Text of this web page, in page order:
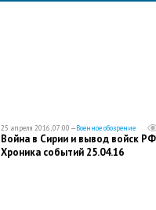
25 апреля 2016, 07:00 —Военное обозрение
Война в Сирии и вывод войск
Хроника событий 25.04.16